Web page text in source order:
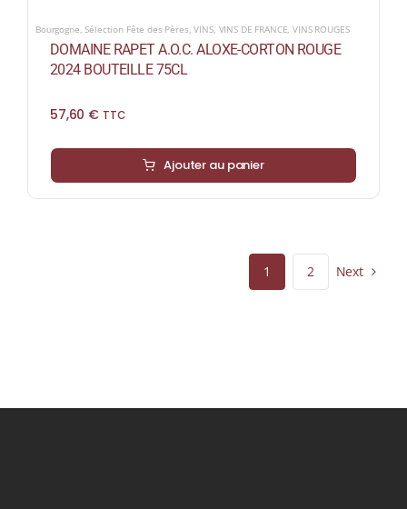
Bourgogne,Sélection Fête des Pères,VINS, VINS DE FRANCE,VINS ROUGES
DOMAINE RAPET A.O.C. ALOXE-CORTON ROUGE
2024 BOUTEILLE 75CL
57,60 € TTC
Ajouter au panier
1 2 Next